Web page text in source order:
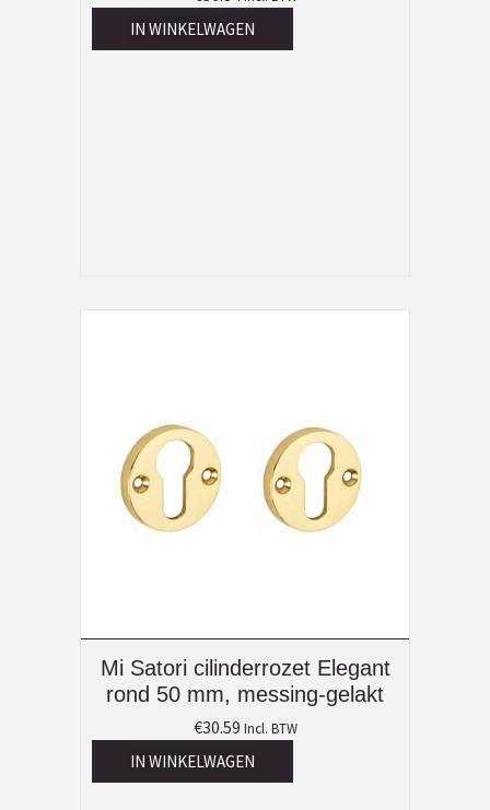
IN WINKELWAGEN
Mi Satori cilinderrozet Elegant
rond 50 mm, messing-gelakt
€30.59 Incl. BTW
IN WINKELWAGEN